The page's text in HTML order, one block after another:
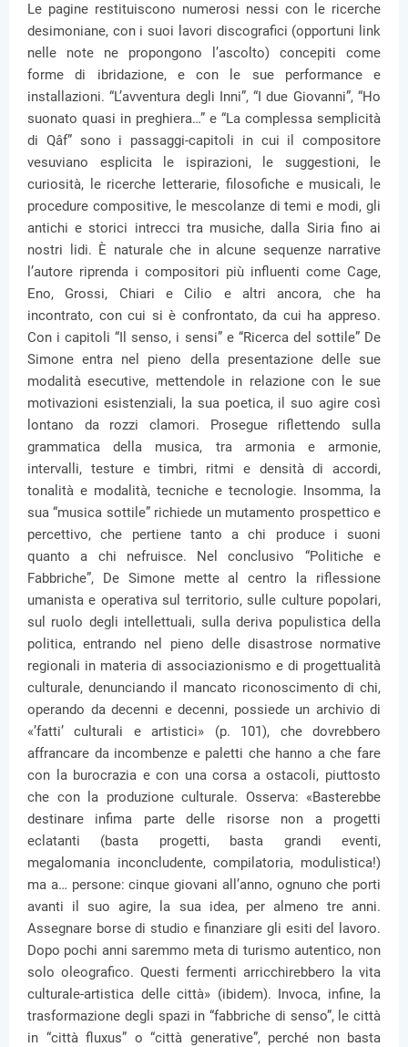
Le pagine restituiscono numerosi nessi con le ricerche
desimoniane, con i suoi lavori discografici (opportuni link
nelle note ne propongono l’ascolto) concepiti come
forme di ibridazione, e con le sue performance e
installazioni. “L’avventura degli Inni”, “I due Giovanni”, “Ho
suonato quasi in preghiera…” e “La complessa semplicità
di Qâf” sono i passaggi-capitoli in cui il compositore
vesuviano esplicita le ispirazioni, le suggestioni, le
curiosità, le ricerche letterarie, filosofiche e musicali, le
procedure compositive, le mescolanze di temi e modi, gli
antichi e storici intrecci tra musiche, dalla Siria fino ai
nostri lidi. È naturale che in alcune sequenze narrative
l’autore riprenda i compositori più influenti come Cage,
Eno, Grossi, Chiari e Cilio e altri ancora, che ha
incontrato, con cui si è confrontato, da cui ha appreso.
Con i capitoli “Il senso, i sensi” e “Ricerca del sottile” De
Simone entra nel pieno della presentazione delle sue
modalità esecutive, mettendole in relazione con le sue
motivazioni esistenziali, la sua poetica, il suo agire così
lontano da rozzi clamori. Prosegue riflettendo sulla
grammatica della musica, tra armonia e armonie,
intervalli, testure e timbri, ritmi e densità di accordi,
tonalità e modalità, tecniche e tecnologie. Insomma, la
sua “musica sottile” richiede un mutamento prospettico e
percettivo, che pertiene tanto a chi produce i suoni
quanto a chi nefruisce. Nel conclusivo “Politiche e
Fabbriche”, De Simone mette al centro la riflessione
umanista e operativa sul territorio, sulle culture popolari,
sul ruolo degli intellettuali, sulla deriva populistica della
politica, entrando nel pieno delle disastrose normative
regionali in materia di associazionismo e di progettualità
culturale, denunciando il mancato riconoscimento di chi,
operando da decenni e decenni, possiede un archivio di
«’fatti’ culturali e artistici» (p. 101), che dovrebbero
affrancare da incombenze e paletti che hanno a che fare
con la burocrazia e con una corsa a ostacoli, piuttosto
che con la produzione culturale. Osserva: «Basterebbe
destinare infima parte delle risorse non a progetti
eclatanti (basta progetti, basta grandi eventi,
megalomania inconcludente, compilatoria, modulistica!)
ma a… persone: cinque giovani all’anno, ognuno che porti
avanti il suo agire, la sua idea, per almeno tre anni.
Assegnare borse di studio e finanziare gli esiti del lavoro.
Dopo pochi anni saremmo meta di turismo autentico, non
solo oleografico. Questi fermenti arricchirebbero la vita
culturale-artistica delle città» (ibidem). Invoca, infine, la
trasformazione degli spazi in “fabbriche di senso”, le città
in “città fluxus” o “città generative”, perché non basta